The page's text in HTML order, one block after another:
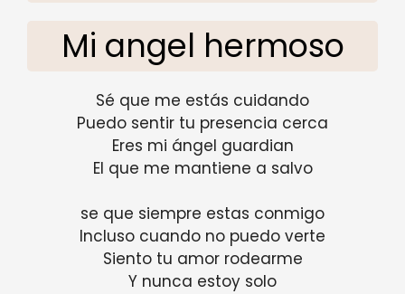
Mi angel hermoso
Sé que me estás cuidando
Puedo sentir tu presencia cerca
Eres mi ángel guardian
El que me mantiene a salvo
se que siempre estas conmigo
Incluso cuando no puedo verte
Siento tu amor rodearme
Y nunca estoy solo